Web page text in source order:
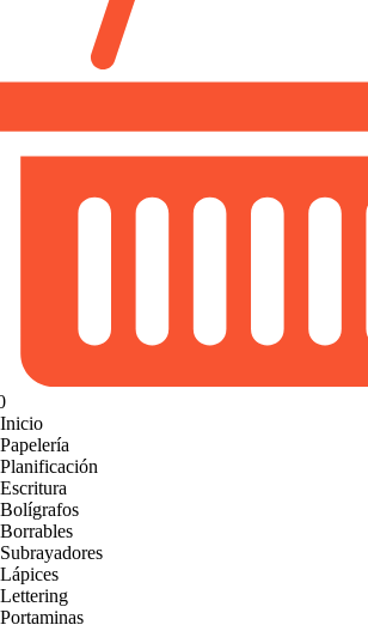
Inicio
Papelería
Planificación
Escritura
Bolígrafos
Borrables
Subrayadores
Lápices
Lettering
Portaminas